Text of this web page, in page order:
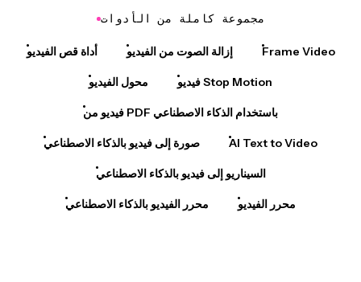
مجموعة كاملة من الأدوات
أداة قص الفيديو إزالة الصوت من الفيديو Frame Video
محول الفيديو فيديو Stop Motion
فيديو من PDF باستخدام الذكاء الاصطناعي
صورة إلى فيديو بالذكاء الاصطناعي AI Text to Video
السيناريو إلى فيديو بالذكاء الاصطناعي
محرر الفيديو بالذكاء الاصطناعي محرر الفيديو